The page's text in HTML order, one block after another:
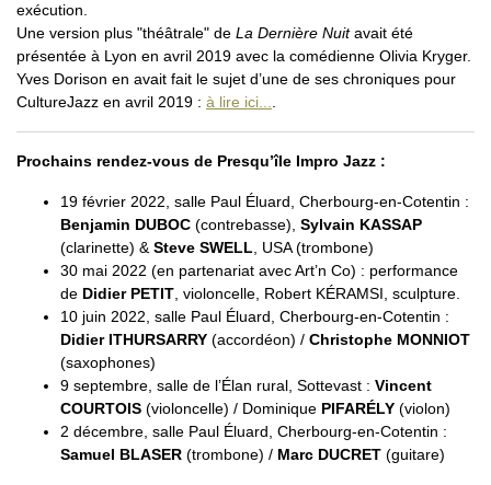
exécution.
Une version plus "théâtrale" de La Dernière Nuitavait été
présentée à Lyon en avril 2019 avec la comédienne Olivia Kryger.
Yves Dorison en avait fait le sujet d’une de ses chroniques pour
CultureJazz en avril 2019 : à lire ici....
Prochains rendez-vous de Presqu’île Impro Jazz :
19 février 2022, salle Paul Éluard, Cherbourg-en-Cotentin :
Benjamin DUBOC (contrebasse), Sylvain KASSAP
(clarinette) &Steve SWELL, USA (trombone)
30 mai 2022 (en partenariat avec Art’n Co) : performance
de Didier PETIT, violoncelle, Robert KÉRAMSI, sculpture.
10 juin 2022, salle Paul Éluard, Cherbourg-en-Cotentin :
Didier ITHURSARRY (accordéon) / Christophe MONNIOT
(saxophones)
9 septembre, salle de l’Élan rural, Sottevast : Vincent
COURTOIS (violoncelle) / Dominique PIFARÉLY (violon)
2 décembre, salle Paul Éluard, Cherbourg-en-Cotentin :
Samuel BLASER (trombone) / Marc DUCRET (guitare)